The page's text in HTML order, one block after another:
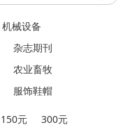
机械设备
杂志期刊
农业畜牧
服饰鞋帽
150元 300元